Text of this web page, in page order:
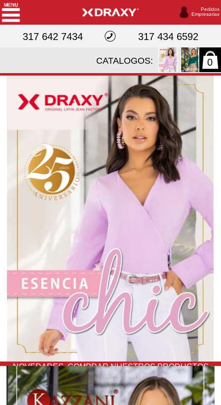
Pedidos
Empresarias
317 642 7434 317 434 6592
CATALOGOS: 0
NOVEDADES,COMPRAR NUESTROS PRODUCTOS